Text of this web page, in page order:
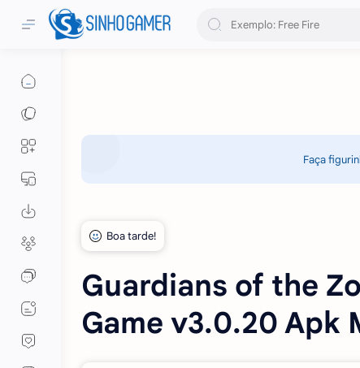
Faça
Guardians of the
Game v3.0.20 Apk